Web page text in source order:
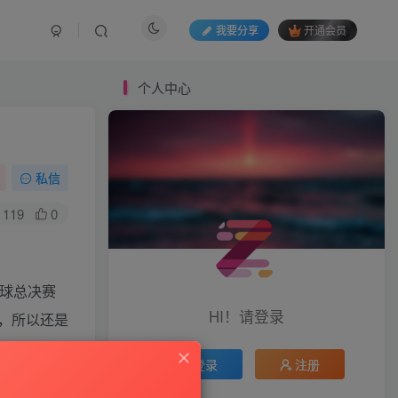
我要分享 开通会员
私信
119 0
总决赛
所以还是
个人中心
HI！请登录
登录 注册